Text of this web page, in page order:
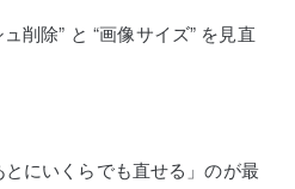
削除” と “画像サイズ” を見直
にいくらでも直せる」のが最